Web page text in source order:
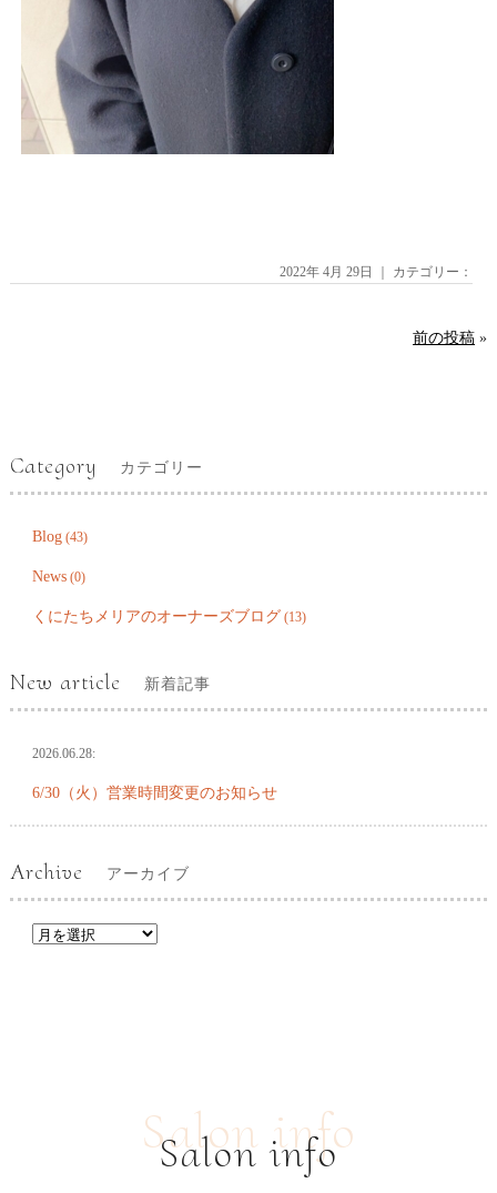
2022年 4月 29日 ｜ カテゴリー：
前の投稿 »
Category カテゴリー
Blog(43)
News(0)
くにたちメリアのオーナーズブログ (13)
New article 新着記事
2026.06.28:
6/30（火）営業時間変更のお知らせ
Archive アーカイブ
Salon info
Salon info